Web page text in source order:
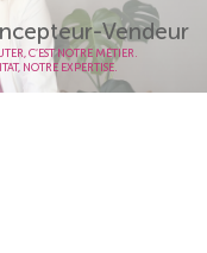
Vendeur
C’EST NOTRE MÉTIER.
NOTRE EXPERTISE.